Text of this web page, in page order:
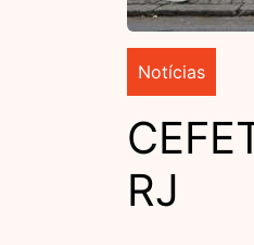
Notícias
RJ